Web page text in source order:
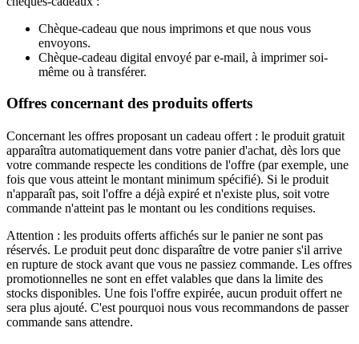
Chèque-cadeau que nous imprimons et que nous vous
envoyons.
Chèque-cadeau digital envoyé par e-mail, à imprimer soi-
même ou à transférer.
Offres concernant des produits offerts
Concernant les offres proposant un cadeau offert : le produit gratuit
apparaîtra automatiquement dans votre panier d'achat, dès lors que
votre commande respecte les conditions de l'offre (par exemple, une
fois que vous atteint le montant minimum spécifié). Si le produit
n'apparaît pas, soit l'offre a déjà expiré et n'existe plus, soit votre
commande n'atteint pas le montant ou les conditions requises.
Attention : les produits offerts affichés sur le panier ne sont pas
réservés. Le produit peut donc disparaître de votre panier s'il arrive
en rupture de stock avant que vous ne passiez commande. Les offres
promotionnelles ne sont en effet valables que dans la limite des
stocks disponibles. Une fois l'offre expirée, aucun produit offert ne
sera plus ajouté. C'est pourquoi nous vous recommandons de passer
commande sans attendre.